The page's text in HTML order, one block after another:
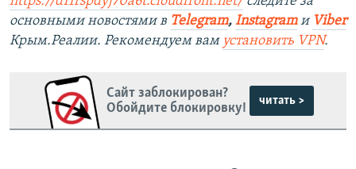
основными новостями в Telegram, Instagramи Viber
Крым.Реалии. Рекомендуем вам установить VPN.
Сайт заблокирован?
Обойдите блокировку!
читать >